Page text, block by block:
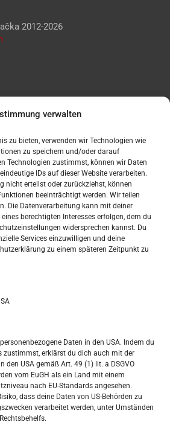
verwalten
zu bieten, verwenden wir Technologien wie
zu speichern und/oder darauf
Technologien zustimmst, können wir Daten
IDs auf dieser Website verarbeiten.
nicht erteilst oder zurückziehst, können
beeinträchtigt werden. Wir teilen
Die Datenverarbeitung kann mit deiner
berechtigten Interesses erfolgen, dem du
widersprechen kannst. Du
Services einzuwilligen und deine
zu einem späteren Zeitpunkt zu
Daten in den USA. Indem du
zustimmst, erklärst du dich auch mit der
den USA gemäß Art. 49 (1) lit. a DSGVO
vom EuGH als ein Land mit einem
nach EU-Standards angesehen.
dass deine Daten von US-Behörden zu
verarbeitet werden, unter Umständen
2012-2026
svoj oglas
Svijet – Njemačka?
D F S S
1
6 7 8
13 14 15 16